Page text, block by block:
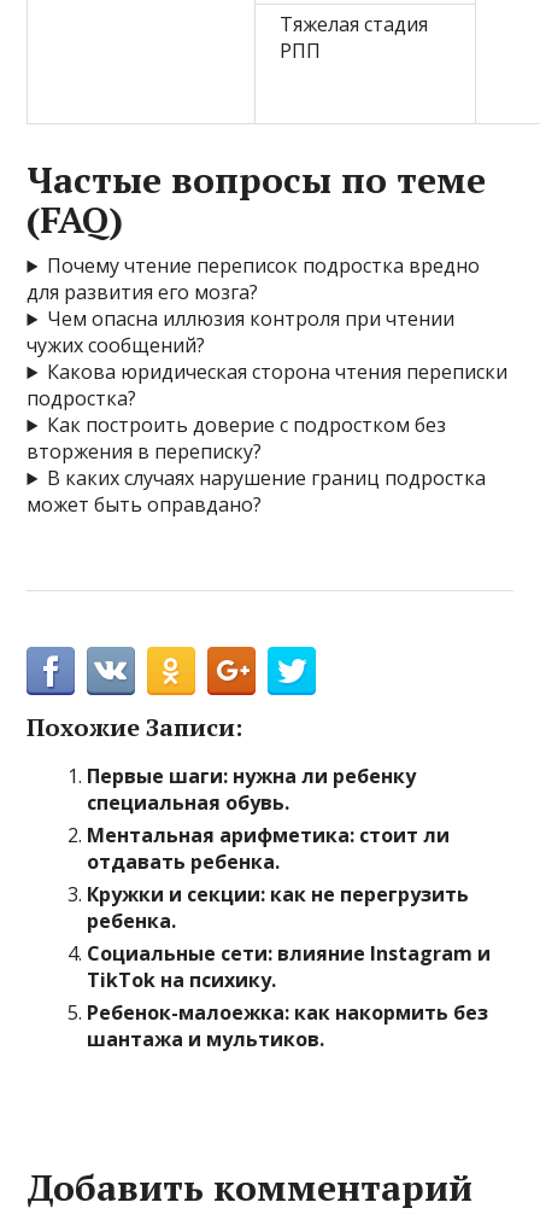
Тяжелая стадия
РПП
Частые вопросы по теме
(FAQ)
Почему чтение переписок подростка вредно
для развития его мозга?
Чем опасна иллюзия контроля при чтении
чужих сообщений?
Какова юридическая сторона чтения переписки
подростка?
Как построить доверие с подростком без
вторжения в переписку?
В каких случаях нарушение границ подростка
может быть оправдано?
Похожие Записи:
Первые шаги: нужна ли ребенку
специальная обувь.
Ментальная арифметика: стоит ли
отдавать ребенка.
Кружки и секции: как не перегрузить
ребенка.
Социальные сети: влияние Instagram и
TikTok на психику.
Ребенок-малоежка: как накормить без
шантажа и мультиков.
Добавить комментарий